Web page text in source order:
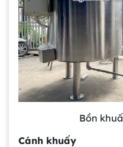
Bồn
Cánh khuấy